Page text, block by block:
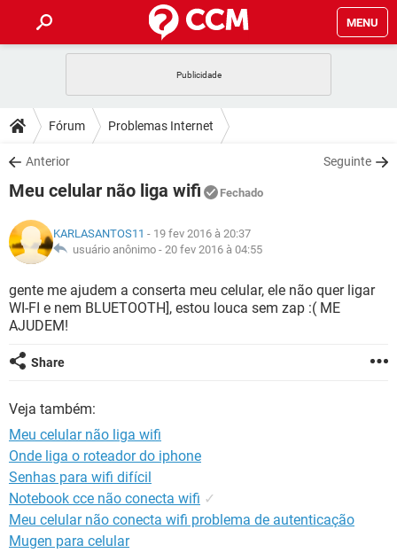
MENU
CELULAR FACEBOOK
OUTLOOK
INSTAGRAM GMAIL
GUIA DE COMPRAS
DICAS
JOGOS WHATSAPP
INSTAGRAM GMAIL
GUIA DE COMPRAS
DOWNLOADS
JOGOS WHATSAPP
CELULAR
OUTLOOK EXCEL
GMAIL
GUIA DE COMPRAS
JOGOS WHATSAPP
CELULAR
OUTLOOK EXCEL
INSTAGRAM
GUIA DE COMPRAS
GLOSSÁRIO
WHATSAPP
CELULAR FACEBOOK
INSTAGRAM
GUIA DE COMPRAS
Fórum Problemas Internet
Anterior Seguinte
Meu celular não liga wifi Fechado
KARLASANTOS11 - 19 fev 2016 à 20:37
usuário anônimo - 20 fev 2016 à 04:55
gente me ajudem a conserta meu celular, ele não quer ligar
WI-FI e nem BLUETOOTH], estou louca sem zap :( ME
AJUDEM!
Share
Veja também:
Meu celular não liga wifi
Onde liga o roteador do iphone
Senhas para wifi difícil
Notebook cce não conecta wifi ✓
Meu celular não conecta wifi problema de autenticação
Mugen para celular